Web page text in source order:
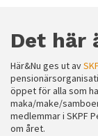
Det här
Här&Nu ges ut av
öppet för alla som
maka/make/
medlemmar i SKPF
om året.